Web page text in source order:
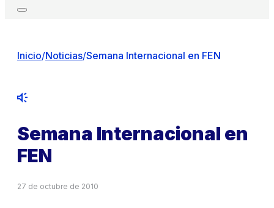
Inicio/Noticias/Semana Internacional en FEN
Semana Internacional en
FEN
27 de octubre de 2010